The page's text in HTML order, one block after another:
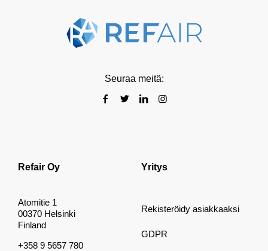
Seuraa meitä:
Refair Oy
Atomitie 1
00370 Helsinki
Finland
+358 9 5657 780
Yritys
Rekisteröidy asiakkaaksi
GDPR